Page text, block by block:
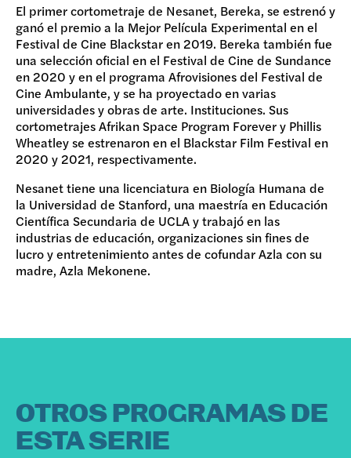
El primer cortometraje de Nesanet, Bereka, se estrenó y
ganó el premio a la Mejor Película Experimental en el
Festival de Cine Blackstar en 2019. Bereka también fue
una selección oficial en el Festival de Cine de Sundance
en 2020 y en el programa Afrovisiones del Festival de
Cine Ambulante, y se ha proyectado en varias
universidades y obras de arte. Instituciones. Sus
cortometrajes Afrikan Space Program Forever y Phillis
Wheatley se estrenaron en el Blackstar Film Festival en
2020 y 2021, respectivamente.
Nesanet tiene una licenciatura en Biología Humana de
la Universidad de Stanford, una maestría en Educación
Científica Secundaria de UCLA y trabajó en las
industrias de educación, organizaciones sin fines de
lucro y entretenimiento antes de cofundar Azla con su
madre, Azla Mekonene.
OTROS PROGRAMAS DE
ESTA SERIE